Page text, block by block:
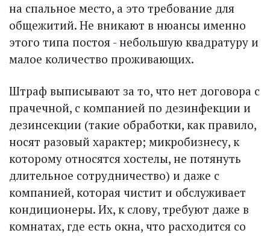
на спальное место, а это требование для
общежитий. Не вникают в нюансы именно
этого типа постоя - небольшую квадратуру и
малое количество проживающих.
Штраф выписывают за то, что нет договора с
прачечной, с компанией по дезинфекции и
дезинсекции (такие обработки, как правило,
носят разовый характер; микробизнесу, к
которому относятся хостелы, не потянуть
длительное сотрудничество) и даже с
компанией, которая чистит и обслуживает
кондиционеры. Их, к слову, требуют даже в
комнатах, где есть окна, что расходится со